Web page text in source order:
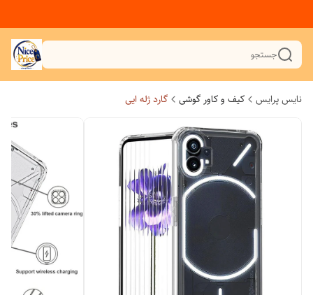
جستجو
نایس پرایس کیف و کاور گوشی گارد ژله ایی